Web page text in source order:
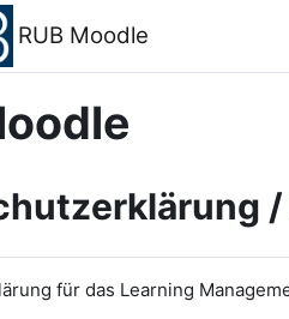
RUB Moodle
für das Learning